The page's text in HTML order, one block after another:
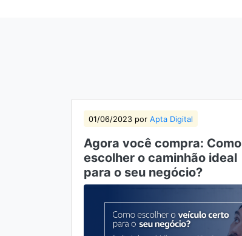
01/06/2023 por Apta Digital
Agora você compra: Como
escolher o caminhão ideal
para o seu negócio?